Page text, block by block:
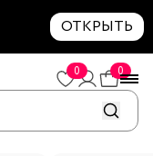
ОТКРЫТЬ
0 0